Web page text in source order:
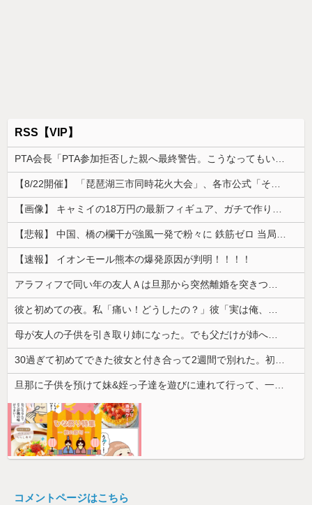
RSS【VIP】
【速報】 イオンモール熊本の爆発原因が判明！！！！
コメントページはこちら